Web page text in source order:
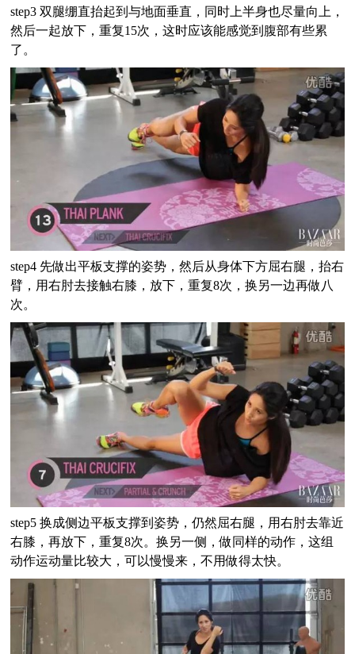
step3 双腿绷直抬起到与地面垂直，同时上半身也尽量向上，
然后一起放下，重复15次，这时应该能感觉到腹部有些累
了。
step4 先做出平板支撑的姿势，然后从身体下方屈右腿，抬右
臂，用右肘去接触右膝，放下，重复8次，换另一边再做八
次。
step5 换成侧边平板支撑到姿势，仍然屈右腿，用右肘去靠近
右膝，再放下，重复8次。换另一侧，做同样的动作，这组
动作运动量比较大，可以慢慢来，不用做得太快。